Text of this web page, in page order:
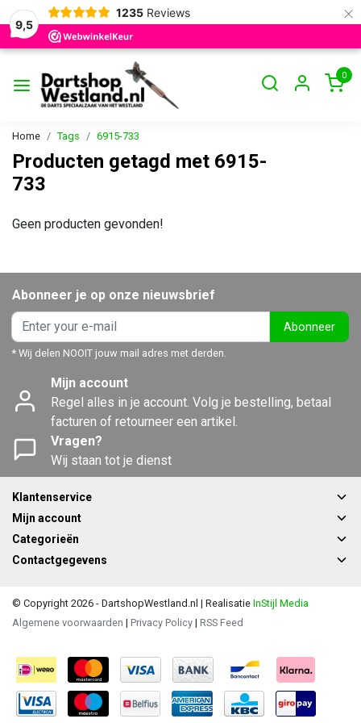
9,5
1235 Reviews ×
0
Home Tags 6915-733
Producten getagd met 6915-
733
Geen producten gevonden!
Abonneer je op onze nieuwsbrief
Abonneer
* Wij delen NOOIT jouw mail adres met derden.
Mijn account
Regel alles in je account. Volg je bestelling, betaal
facturen of retourneer een artikel.
Vragen?
Wij staan tot je dienst
Klantenservice
Mijn account
Categorieën
Contactgegevens
© Copyright 2026 - DartshopWestland.nl | Realisatie InStijl Media
Algemene voorwaarden | Privacy Policy | RSS Feed